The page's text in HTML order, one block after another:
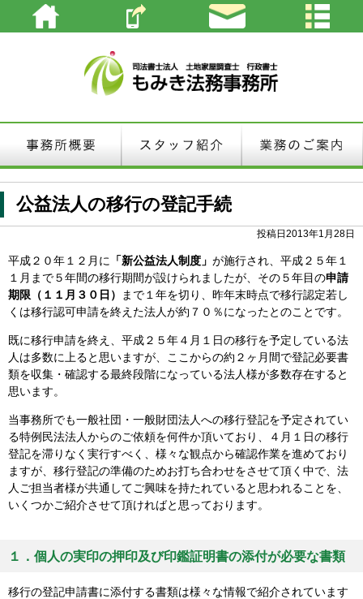
公益法人の移行の登記手続
投稿日2013年1月28日
平成２０年１２月に 「新公益法人制度」 が施行され、平成２５年１
１月まで５年間の移行期間が設けられましたが、その５年目の申請
期限（１１月３０日）
まで１年を切り、昨年末時点で移行認定若し
くは移行認可申請を終えた法人が約７０％になったとのことです。
既に移行申請を終え、平成２５年４月１日の移行を予定している法
人は多数に上ると思いますが、ここからの約２ヶ月間で登記必要書
類を収集・確認する最終段階になっている法人様が多数存在すると
思います。
当事務所でも一般社団・一般財団法人への移行登記を予定されてい
る特例民法法人からのご依頼を何件か頂いており、４月１日の移行
登記を滞りなく実行すべく、様々な観点から確認作業を進めており
ますが、移行登記の準備のためお打ち合わせをさせて頂く中で、法
人ご担当者様が共通してご興味を持たれていると思われることを、
いくつかご紹介させて頂ければと思っております。
１．個人の実印の押印及び印鑑証明書の添付が必要な書類
移行の登記申請書に添付する書類は様々な情報で紹介されています